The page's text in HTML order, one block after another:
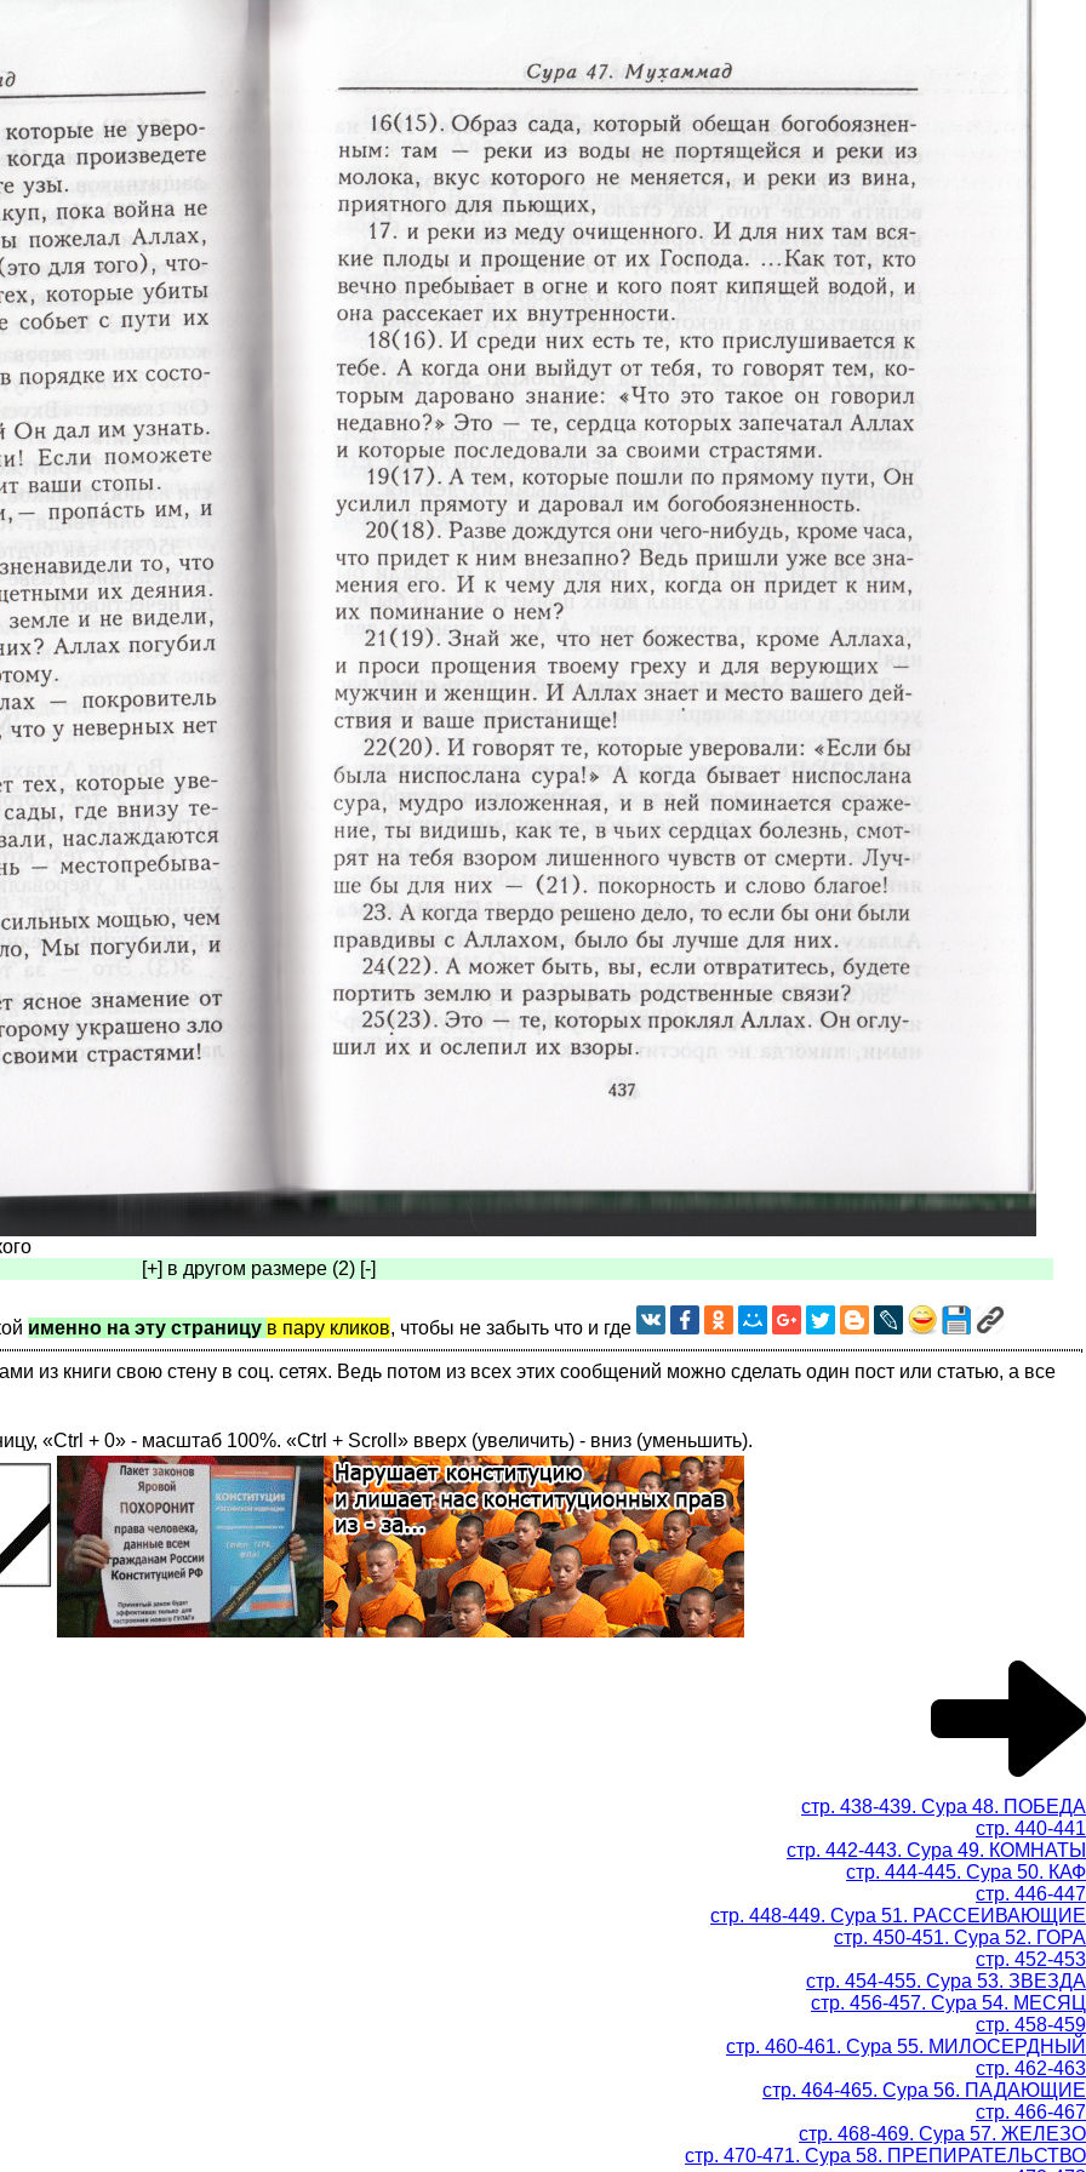
[+] в другом размере (2) [-]
именно на эту страницу в пару кликов, чтобы не забыть что и где
из книги свою стену в соц. сетях. Ведь потом из всех этих сообщений можно сделать один пост или статью, а все
«Ctrl + 0» - масштаб 100%. «Ctrl + Scroll» вверх (увеличить) - вниз (уменьшить).
стр. 438-439. Сура 48. ПОБЕДА
стр. 440-441
стр. 442-443. Сура 49. КОМНАТЫ
стр. 444-445. Сура 50. КАФ
стр. 446-447
стр. 448-449. Сура 51. РАССЕИВАЮЩИЕ
стр. 450-451. Сура 52. ГОРА
стр. 452-453
стр. 454-455. Сура 53. ЗВЕЗДА
стр. 456-457. Сура 54. МЕСЯЦ
стр. 458-459
стр. 460-461. Сура 55. МИЛОСЕРДНЫЙ
стр. 462-463
стр. 464-465. Сура 56. ПАДАЮЩИЕ
стр. 466-467
стр. 468-469. Сура 57. ЖЕЛЕЗО
стр. 470-471. Сура 58. ПРЕПИРАТЕЛЬСТВО